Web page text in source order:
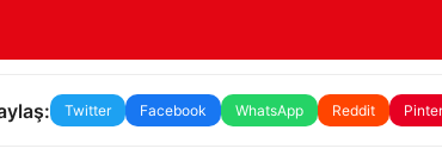
Twitter Facebook WhatsApp Reddit